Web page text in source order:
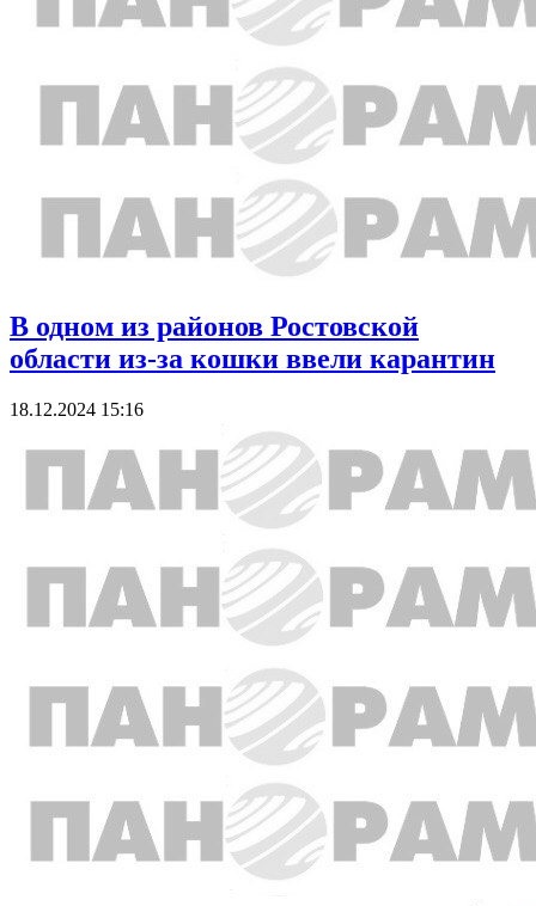
В одном из районов Ростовской
области из-за кошки ввели карантин
18.12.2024 15:16